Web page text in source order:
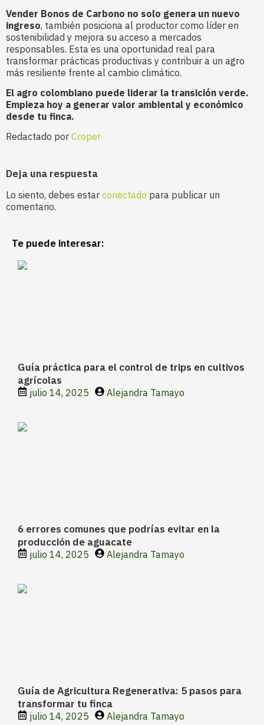
Vender Bonos de Carbono no solo genera un nuevo
ingreso, también posiciona al productor como líder en
sostenibilidad y mejora su acceso a mercados
responsables. Esta es una oportunidad real para
transformar prácticas productivas y contribuir a un agro
más resiliente frente al cambio climático.
El agro colombiano puede liderar la transición verde.
Empieza hoy a generar valor ambiental y económico
desde tu finca.
Redactado por Croper
Deja una respuesta
Lo siento, debes estar conectado para publicar un
comentario.
Te puede interesar:
Guía práctica para el control de trips en cultivos
agrícolas
julio 14, 2025 Alejandra Tamayo
6 errores comunes que podrías evitar en la
producción de aguacate
julio 14, 2025 Alejandra Tamayo
Guía de Agricultura Regenerativa: 5 pasos para
transformar tu finca
julio 14, 2025 Alejandra Tamayo